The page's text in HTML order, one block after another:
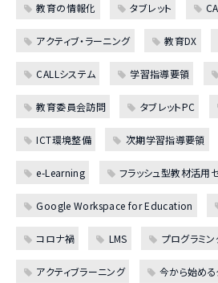
教育の情報化 タブレット
アクティブ・ラーニング 教育DX
CALLシステム 学習指導要領
教育委員会訪問 タブレットPC
ICT環境整備 次期学習指導要領
e-Learning フラッシュ型教材活用
Google Workspace for Education
コロナ禍 LMS プログラミ
アクティブラーニング 今から始める